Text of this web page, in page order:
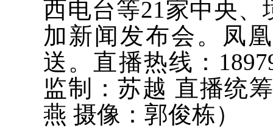
西电台等21家中央
加新闻发布会。凤
送。直播热线：
监制：苏越 直播统
燕 摄像：郭俊栋）